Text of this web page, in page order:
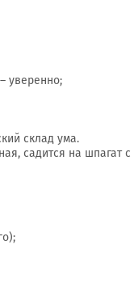
уверенно;
склад ума.
садится на шпагат с